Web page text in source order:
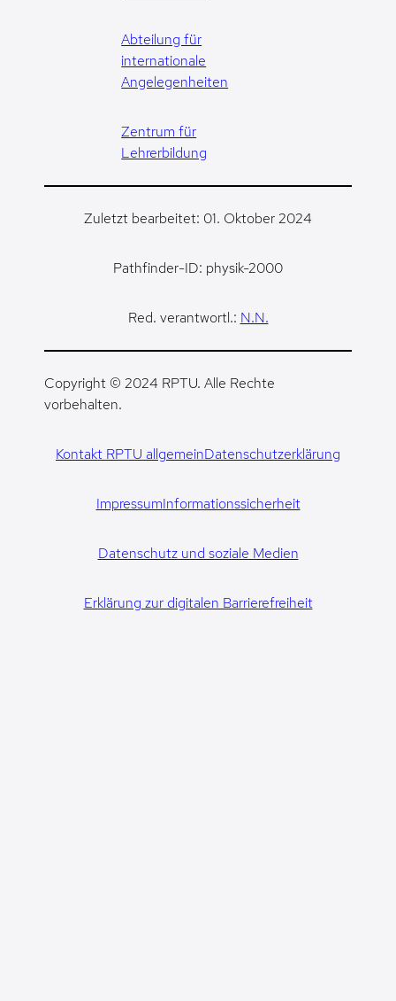
Abteilung für
internationale
Angelegenheiten
Zentrum für
Lehrerbildung
Zuletzt bearbeitet: 01. Oktober 2024
Pathfinder-ID: physik-2000
Red. verantwortl.: N.N.
Copyright © 2024 RPTU. Alle Rechte
vorbehalten.
Kontakt RPTU allgemeinDatenschutzerklärung
ImpressumInformationssicherheit
Datenschutz und soziale Medien
Erklärung zur digitalen Barrierefreiheit